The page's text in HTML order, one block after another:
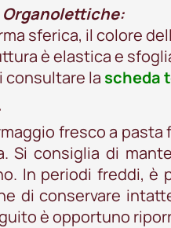
sferica, il colore
è elastica e
consultare la scheda
fresco a
Si consiglia di
In periodi freddi, è
di conservare
è opportuno